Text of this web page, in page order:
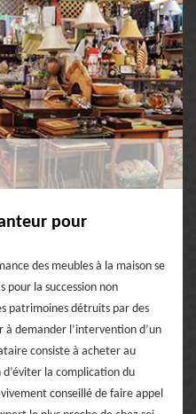
pour
des meubles à la maison se
pour la succession non
patrimoines détruits par des
à demander l’intervention d’un
consiste à acheter au
la complication du
conseillé de faire appel